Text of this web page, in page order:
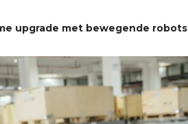
upgrade met bewegende robots